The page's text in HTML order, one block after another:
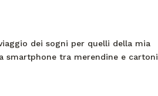
dei sogni per quelli della mia
smartphone tra merendine e cartoni